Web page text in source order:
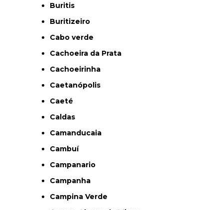
Buritis
Buritizeiro
Cabo verde
Cachoeira da Prata
Cachoeirinha
Caetanópolis
Caeté
Caldas
Camanducaia
Cambuí
Campanario
Campanha
Campina Verde